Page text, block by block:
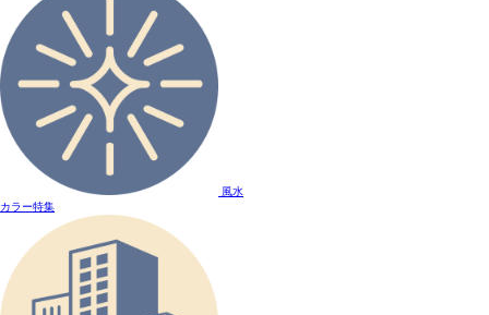
風水
カラー特集